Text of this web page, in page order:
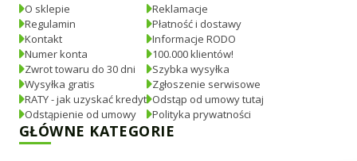
O sklepie
Regulamin
Kontakt
Numer konta
Zwrot towaru do 30 dni
Wysyłka gratis
RATY - jak uzyskać kredyt
Odstąpienie od umowy
Reklamacje
Płatność i dostawy
Informacje RODO
100.000 klientów!
Szybka wysyłka
Zgłoszenie serwisowe
Odstąp od umowy tutaj
Polityka prywatności
GŁÓWNE KATEGORIE